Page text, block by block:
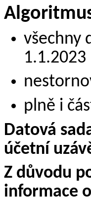
všechny
1.1.2023
plně i
Datová
účetní
Z důvodu
informace